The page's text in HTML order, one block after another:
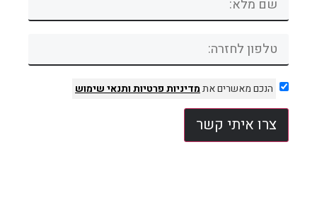
הנכם מאשרים אתמדיניות פרטיותותנאי שימוש
צרו איתי קשר